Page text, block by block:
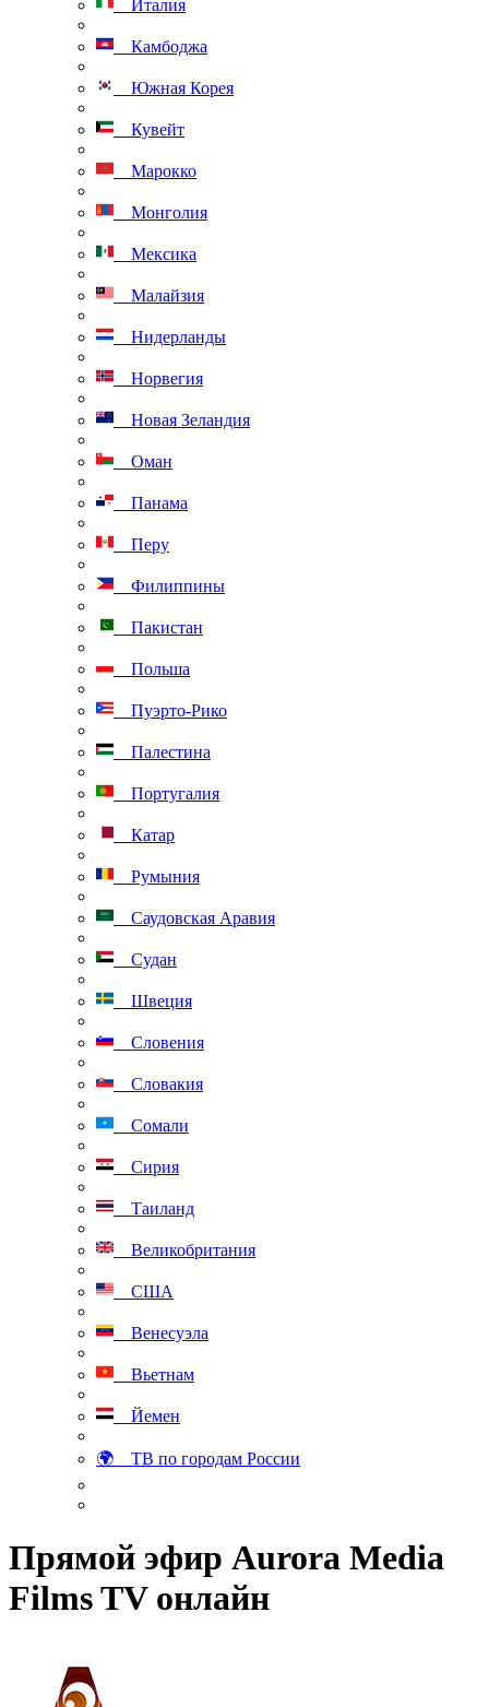
Италия
Камбоджа
Южная Корея
Кувейт
Марокко
Монголия
Мексика
Малайзия
Нидерланды
Норвегия
Новая Зеландия
Оман
Панама
Перу
Филиппины
Пакистан
Польша
Пуэрто-Рико
Палестина
Португалия
Катар
Румыния
Саудовская Аравия
Судан
Швеция
Словения
Словакия
Сомали
Сирия
Таиланд
Великобритания
США
Венесуэла
Вьетнам
Йемен
🌍 ТВ по городам России
Прямой эфир Aurora Media
Films TV онлайн